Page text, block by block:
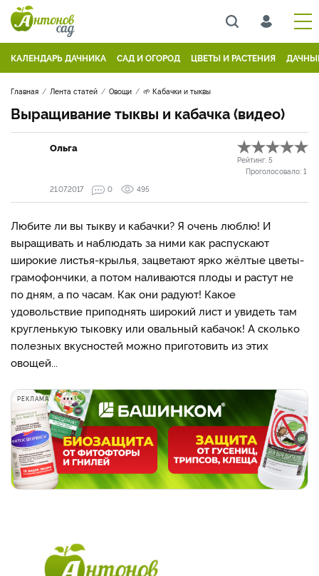
КАЛЕНДАРЬ ДАЧНИКА САД И ОГОРОД ЦВЕТЫ И РАСТЕНИЯ
Главная Лента статей Овощи 🌱 Кабачки и тыквы
Выращивание тыквы и кабачка (видео)
Ольга
Рейтинг: 5
Проголосовало: 1
21.07.2017
0 495
Любите ли вы тыкву и кабачки? Я очень люблю! И
выращивать и наблюдать за ними как распускают
широкие листья-крылья, зацветают ярко жёлтые цветы-
грамофончики, а потом наливаются плоды и растут не
по дням, а по часам. Как они радуют! Какое
удовольствие приподнять широкий лист и увидеть там
кругленькую тыковку или овальный кабачок! А сколько
полезных вкусностей можно приготовить из этих
овощей...
РЕКЛАМА